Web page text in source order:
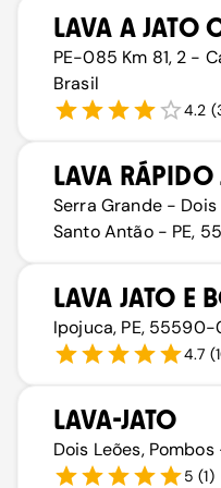
LAVA A JATO
PE-085 Km 81, 2 -
Brasil
4.2 (
LAVA RÁPIDO
Serra Grande -
Santo Antão - PE,
LAVA JATO E
Ipojuca, PE,
4.7 (
LAVA-JATO
Dois Leões,
5 (1)